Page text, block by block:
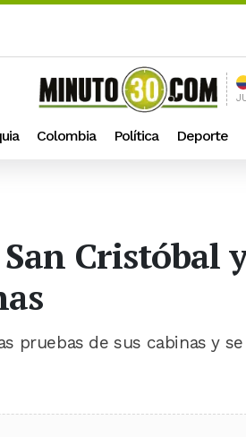
Colombia Política Deporte
Cristóbal
pruebas de sus cabinas y